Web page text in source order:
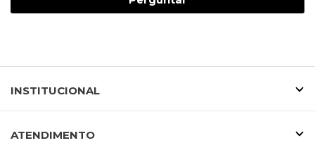
INSTITUCIONAL
ATENDIMENTO